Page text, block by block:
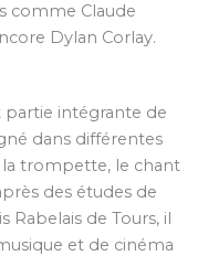
comme Claude
Dylan Corlay.
partie intégrante de
dans différentes
la trompette, le chant
des études de
Rabelais de Tours, il
et de cinéma